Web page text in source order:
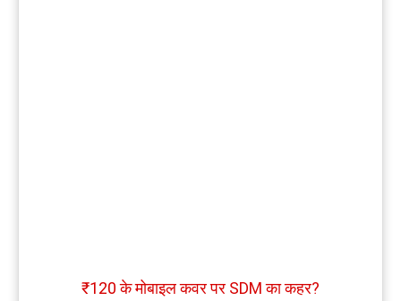
₹120 के मोबाइल कवर पर SDM का कहर?